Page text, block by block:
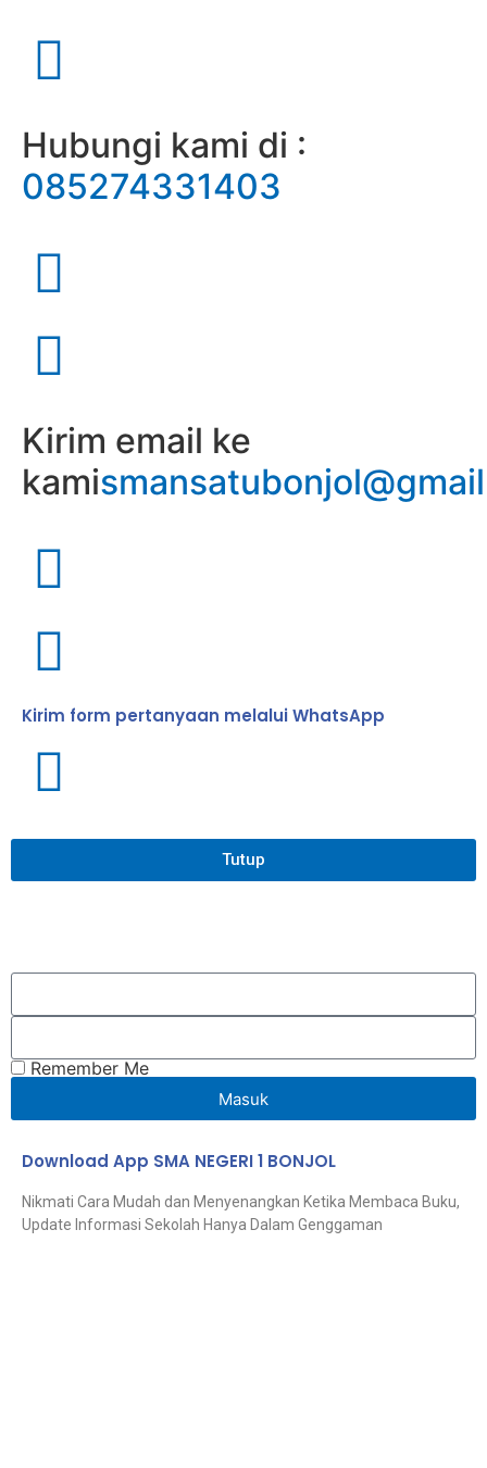
Hubungi kami di :
085274331403
Kirim email ke
kami
Kirim form pertanyaan melalui WhatsApp
Tutup
Remember Me
Masuk
Download App SMA NEGERI 1 BONJOL
Nikmati Cara Mudah dan Menyenangkan Ketika Membaca Buku,
Update Informasi Sekolah Hanya Dalam Genggaman